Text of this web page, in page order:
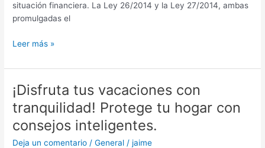
situación financiera. La Ley 26/2014 y la Ley 27/2014, ambas
promulgadas el
y
empresarios?
Leer más »
¡Disfruta tus vacaciones con
tranquilidad! Protege tu hogar con
consejos inteligentes.
Deja un comentario /General /jaime
¡Disfruta
tus
vacaciones
con
tranquilidad!